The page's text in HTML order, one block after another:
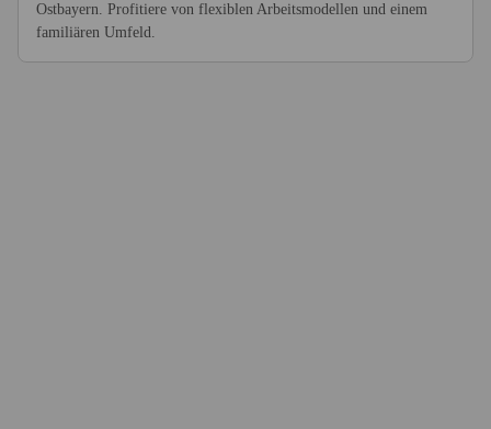
Ostbayern. Profitiere von flexiblen Arbeitsmodellen und einem
familiären Umfeld.